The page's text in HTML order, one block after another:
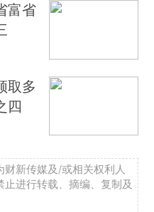
富省
取多
四
新传媒及/或相关权利人
进行转载、摘编、复制及